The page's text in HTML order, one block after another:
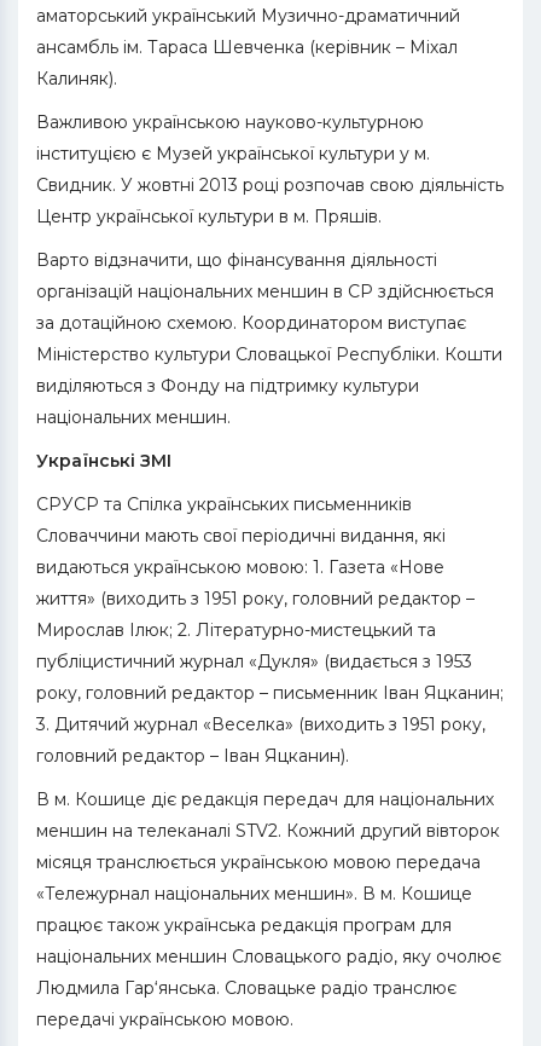
аматорський український Музично-драматичний
ансамбль ім. Тараса Шевченка (керівник – Міхал
Калиняк).
Важливою українською науково-культурною
інституцією є Музей української культури у м.
Свидник. У жовтні 2013 році розпочав свою діяльність
Центр української культури в м. Пряшів.
Варто відзначити, що фінансування діяльності
організацій національних меншин в СР здійснюється
за дотаційною схемою. Координатором виступає
Міністерство культури Словацької Республіки. Кошти
виділяються з Фонду на підтримку культури
національних меншин.
Українські ЗМІ
СРУСР та Спілка українських письменників
Словаччини мають свої періодичні видання, які
видаються українською мовою: 1. Газета «Нове
життя» (виходить з 1951 року, головний редактор –
Мирослав Ілюк; 2. Літературно-мистецький та
публіцистичний журнал «Дукля» (видається з 1953
року, головний редактор – письменник Іван Яцканин;
3. Дитячий журнал «Веселка» (виходить з 1951 року,
головний редактор – Іван Яцканин).
В м. Кошице діє редакція передач для національних
меншин на телеканалі STV2. Кожний другий вівторок
місяця транслюється українською мовою передача
«Тележурнал національних меншин». В м. Кошице
працює також українська редакція програм для
національних меншин Словацького радіо, яку очолює
Людмила Гар‘янська. Словацьке радіо транслює
передачі українською мовою.